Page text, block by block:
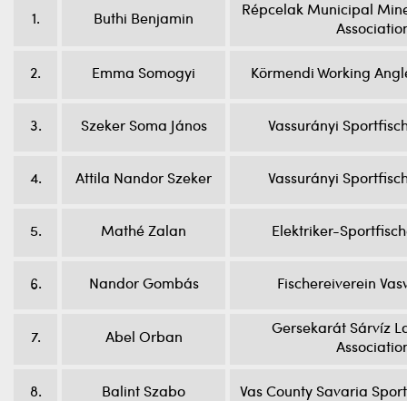
1. Buthi Benjamin
Répcelak Municipal
2. Emma Somogyi Körmendi Working
3. Szeker Soma János Vassurányi
4. Attila Nandor Szeker Vassurányi
5. Mathé Zalan Elektriker-
6. Nandor Gombás Fischereiverein
7. Abel Orban
Gersekarát Sárvíz
8. Balint Szabo Vas County Savaria